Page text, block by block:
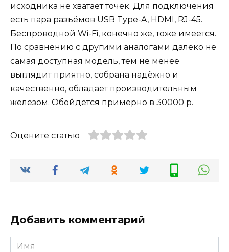
исходника не хватает точек. Для подключения
есть пара разъёмов USB Type-A, HDMI, RJ-45.
Беспроводной Wi-Fi, конечно же, тоже имеется.
По сравнению с другими аналогами далеко не
самая доступная модель, тем не менее
выглядит приятно, собрана надёжно и
качественно, обладает производительным
железом. Обойдётся примерно в 30000 р.
Оцените статью
Добавить комментарий
Имя